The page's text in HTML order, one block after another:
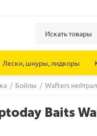
Лески, шнуры, лидкоры
/ Бойлы / Wafters
Baits